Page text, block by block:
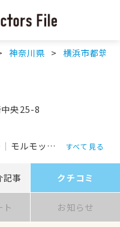
神奈川県 横浜市都筑区
央25-8
モルモット フェレット
すべて見る
記事 クチコミ
ト お知らせ